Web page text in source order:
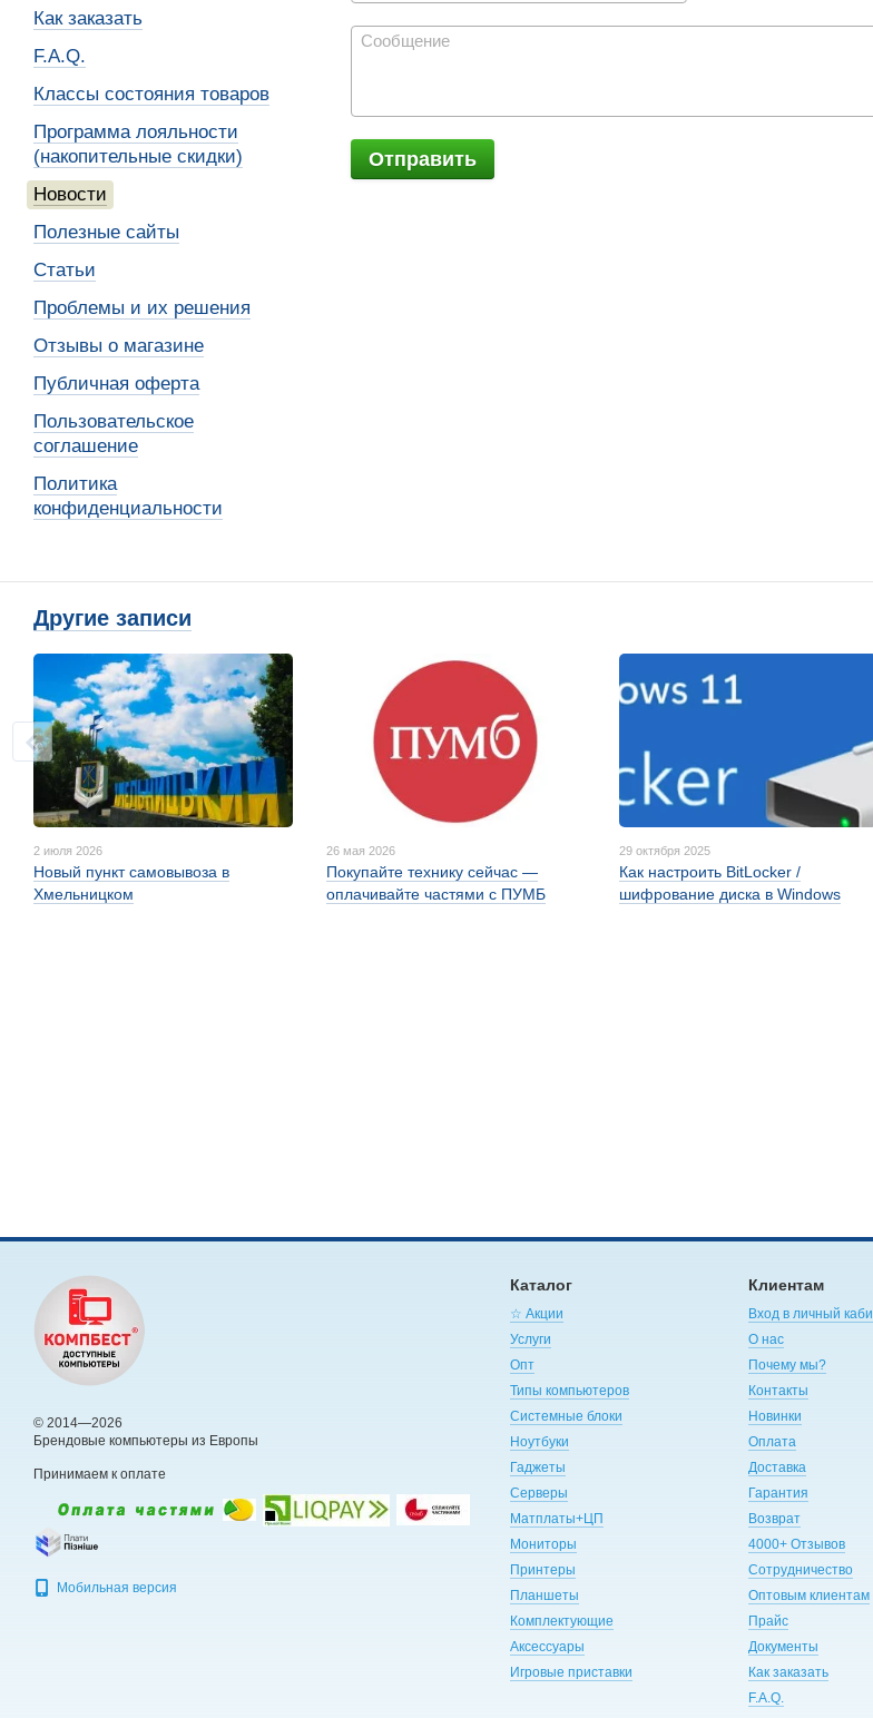
Отправить
Как заказать
F.A.Q.
Классы состояния товаров
Программа лояльности
(накопительные скидки)
Новости
Полезные сайты
Статьи
Проблемы и их решения
Отзывы о магазине
Публичная оферта
Пользовательское
соглашение
Политика
конфиденциальности
Другие записи
2 июля 2026
Новый пункт самовывоза в
Хмельницком
26 мая 2026
Покупайте технику сейчас —
оплачивайте частями с ПУМБ
29 октября 2025
Как настроить BitLocker /
шифрование диска в Windows
© 2014—2026
Брендовые компьютеры из Европы
Принимаем к оплате
Мобильная версия
Каталог
☆ Акции
Услуги
Опт
Типы компьютеров
Системные блоки
Ноутбуки
Гаджеты
Серверы
Матплаты+ЦП
Мониторы
Принтеры
Планшеты
Комплектующие
Аксессуары
Игровые приставки
Клиентам
Вход в личный
О нас
Почему мы?
Контакты
Новинки
Оплата
Доставка
Гарантия
Возврат
4000+ Отзывов
Сотрудничество
Оптовым клиентам
Прайс
Документы
Как заказать
F.A.Q.